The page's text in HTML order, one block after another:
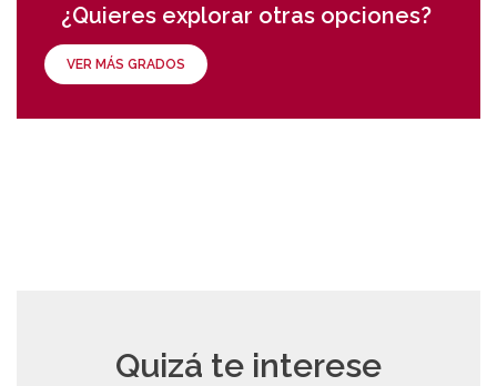
¿Quieres explorar otras opciones?
VER MÁS GRADOS
Quizá te interese